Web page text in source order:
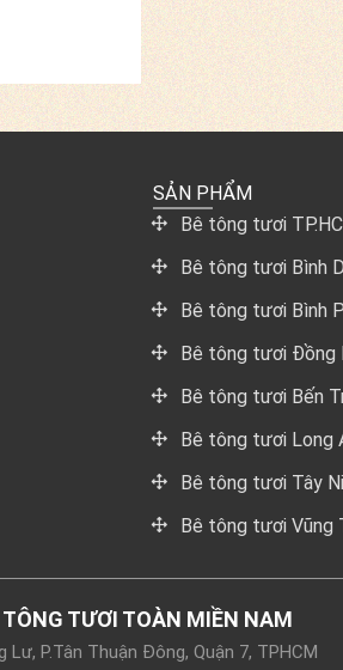
SẢN PHẨM
Bê tông tươi
Bê tông tươi Bình
Bê tông tươi Bình
Bê tông tươi Đồng
Bê tông tươi Bến
Bê tông tươi Long
Bê tông tươi Tây
Bê tông tươi Vũng
TƯƠI TOÀN MIỀN NAM
P.Tân Thuận Đông, Quận 7, TPHCM